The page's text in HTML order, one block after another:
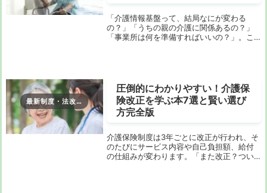
「介護情報基盤って、結局なにが変わる
の？」「うちの親の介護に関係あるの？」
「事業所は何を準備すればいいの？」。こ
最新制度・法改正
圧倒的にわかりやすい！介護保
険改正を学ぶ本7選と賢い選び
方完全版
介護保険制度は3年ごとに改正が行われ、そ
のたびにサービス内容や自己負担額、給付
の仕組みが変わります。「また改正？つい